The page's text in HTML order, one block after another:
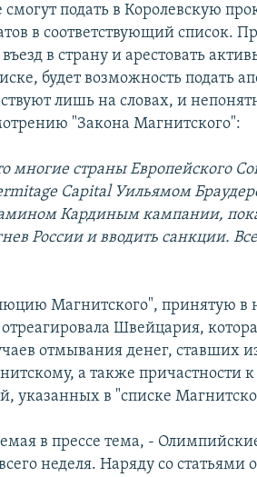
подать в Королевскую
в соответствующий список.
в страну и арестовать
будет возможность подать
лишь на словах, и
"Закона Магнитского":
многие страны Европейского
Capital Уильямом
Кардиным кампании,
России и вводить санкции.
Магнитского", принятую в
Швейцария,
отмывания денег, ставших
а также причастности
указанных в "списке
в прессе тема, -
неделя. Наряду со статьями